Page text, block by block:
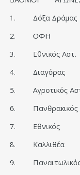
1. Δόξα
2. ΟΦΗ
3. Εθνικός
4.
5. Αγροτικός
6.
7.
8.
9.